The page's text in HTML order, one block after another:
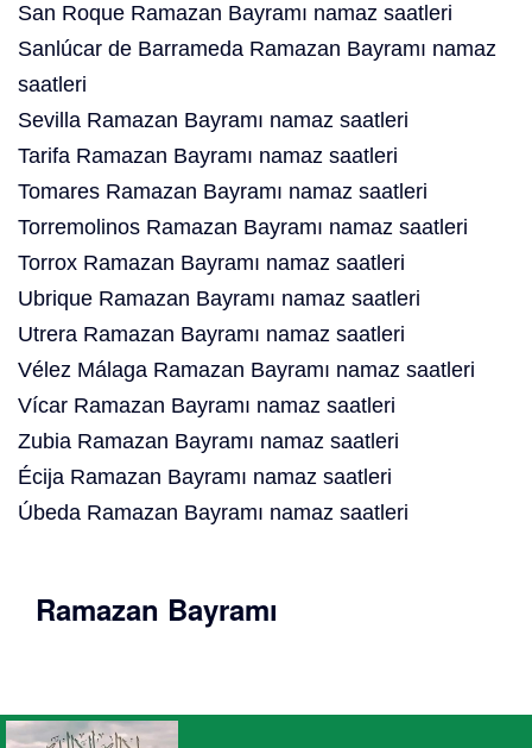
San Roque Ramazan Bayramı namaz saatleri
Sanlúcar de Barrameda Ramazan Bayramı namaz
saatleri
Sevilla Ramazan Bayramı namaz saatleri
Tarifa Ramazan Bayramı namaz saatleri
Tomares Ramazan Bayramı namaz saatleri
Torremolinos Ramazan Bayramı namaz saatleri
Torrox Ramazan Bayramı namaz saatleri
Ubrique Ramazan Bayramı namaz saatleri
Utrera Ramazan Bayramı namaz saatleri
Vélez Málaga Ramazan Bayramı namaz saatleri
Vícar Ramazan Bayramı namaz saatleri
Zubia Ramazan Bayramı namaz saatleri
Écija Ramazan Bayramı namaz saatleri
Úbeda Ramazan Bayramı namaz saatleri
Ramazan Bayramı